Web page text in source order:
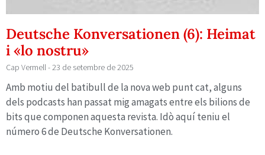
Deutsche Konversationen (6): Heimat
i «lo nostru»
Cap Vermell 23 de setembre de 2025
Amb motiu del batibull de la nova web punt cat, alguns
dels podcasts han passat mig amagats entre els bilions de
bits que componen aquesta revista. Idò aquí teniu el
número 6 de Deutsche Konversationen.